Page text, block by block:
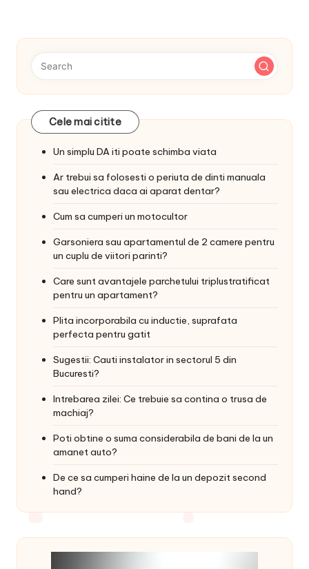
Cele mai citite
Un simplu DA iti poate schimba viata
Ar trebui sa folosesti o periuta de dinti manuala
sau electrica daca ai aparat dentar?
Cum sa cumperi un motocultor
Garsoniera sau apartamentul de 2 camere pentru
un cuplu de viitori parinti?
Care sunt avantajele parchetului triplustratificat
pentru un apartament?
Plita incorporabila cu inductie, suprafata
perfecta pentru gatit
Sugestii: Cauti instalator in sectorul 5 din
Bucuresti?
Intrebarea zilei: Ce trebuie sa contina o trusa de
machiaj?
Poti obtine o suma considerabila de bani de la un
amanet auto?
De ce sa cumperi haine de la un depozit second
hand?